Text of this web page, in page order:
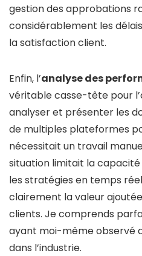
gestion des approbations
considérablement les
la satisfaction client.
Enfin, l’analyse des
véritable casse-tête pour
analyser et présenter les
de multiples plateformes
nécessitait un travail
situation limitait la capacité
les stratégies en temps
clairement la valeur
clients. Je comprends
ayant moi-même observé
dans l’industrie.